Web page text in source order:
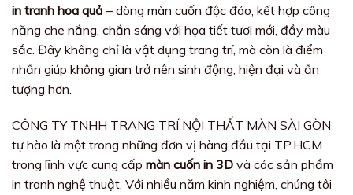
in tranh hoa quả – dòng màn cuốn độc đáo, kết hợp công
năng che nắng, chắn sáng với họa tiết tươi mới, đầy màu
sắc. Đây không chỉ là vật dụng trang trí, mà còn là điểm
nhấn giúp không gian trở nên sinh động, hiện đại và ấn
tượng hơn.
CÔNG TY TNHH TRANG TRÍ NỘI THẤT MÀN SÀI GÒN
tự hào là một trong những đơn vị hàng đầu tại TP.HCM
trong lĩnh vực cung cấp màn cuốn in 3D và các sản phẩm
in tranh nghệ thuật. Với nhiều năm kinh nghiệm, chúng tôi